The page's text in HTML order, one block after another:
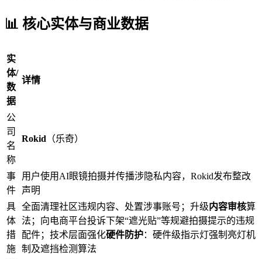
📊 核心实体与商业数据
实
体/
数
据
详情
公
司
名
称
Rokid （乐奇）
事
件
用户使用AI眼镜拍摄并传播涉隐私内容，Rokid发布整改
声明
具
体
措
施
全面清理社区违规内容、处置涉事账号；升级内容审核算
法；向电商平台投诉下架“遮光贴”等规避拍摄提示的违规
配件；技术层面强化硬件防护：硬件级指示灯强制亮灯机
制及遮挡检测算法